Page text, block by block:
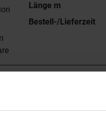
Länge m
Bestell-/Lieferzeit
hochglanzpolierter oder